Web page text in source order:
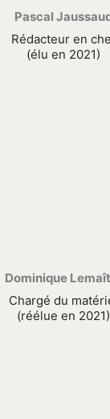
Pascal
Rédacteur en
(élu en 2021)
Dominique
Chargé du
(réélue en 2021)